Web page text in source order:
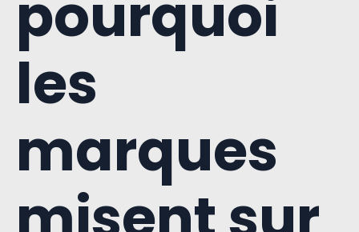
pourquoi
les
marques